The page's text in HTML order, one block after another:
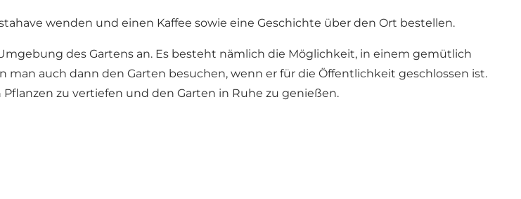
wenden und einen Kaffee sowie eine Geschichte über den Ort bestellen.
des Gartens an. Es besteht nämlich die Möglichkeit, in einem gemütlich
auch dann den Garten besuchen, wenn er für die Öffentlichkeit geschlossen ist.
zu vertiefen und den Garten in Ruhe zu genießen.